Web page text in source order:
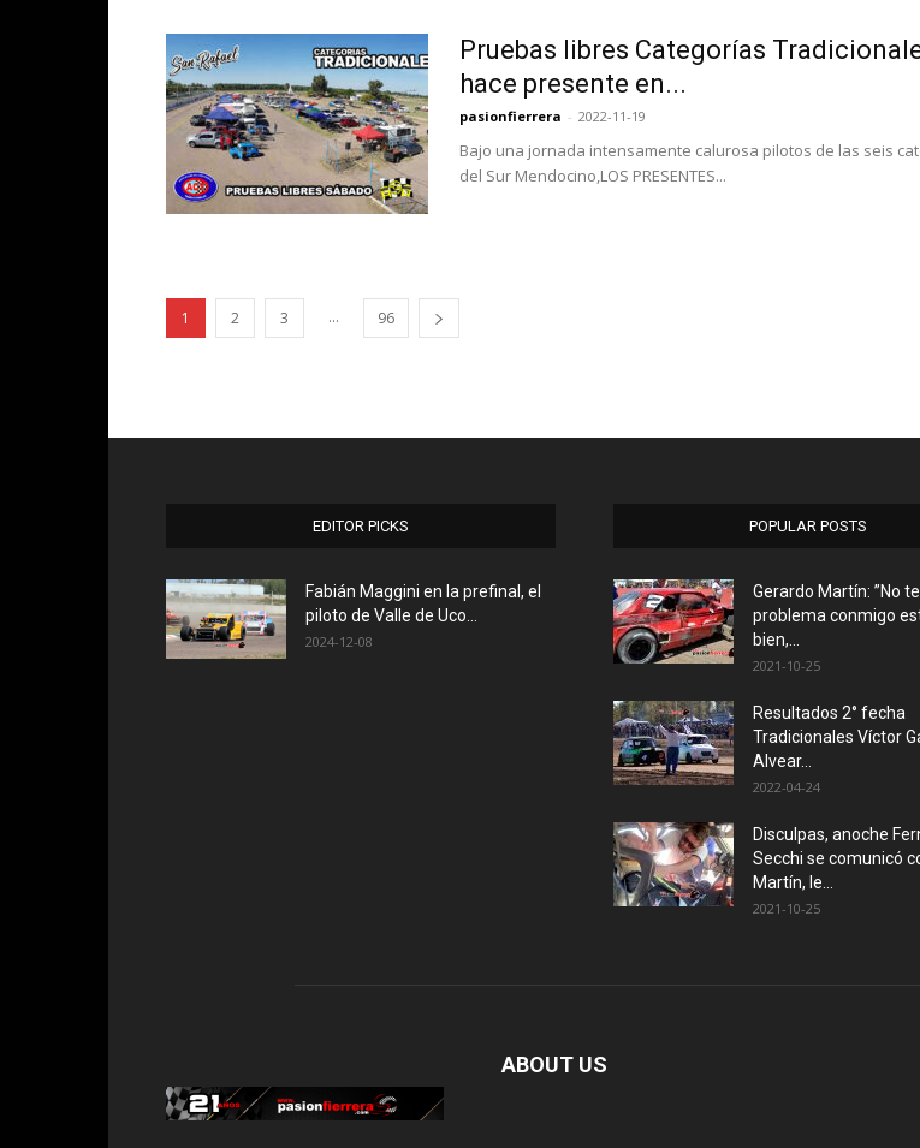
Pruebas libres Categorías
hace presente en...
pasionfierrera - 2022-11-19
Bajo una jornada intensamente calurosa pilotos de las seis
del Sur Mendocino,LOS PRESENTES...
1 2 3 ... 96
EDITOR PICKS
Fabián Maggini en la prefinal, el
piloto de Valle de Uco...
2024-12-08
POPULAR POSTS
Gerardo Martín: ”No
problema conmigo
bien,...
2021-10-25
Resultados 2° fecha
Tradicionales Víctor
Alvear…
2022-04-24
Disculpas, anoche
Secchi se comunicó
Martín, le...
2021-10-25
ABOUT US